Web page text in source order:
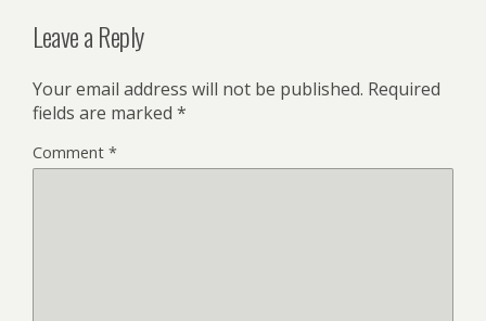
Leave a Reply
Your email address will not be published. Required
fields are marked *
Comment *